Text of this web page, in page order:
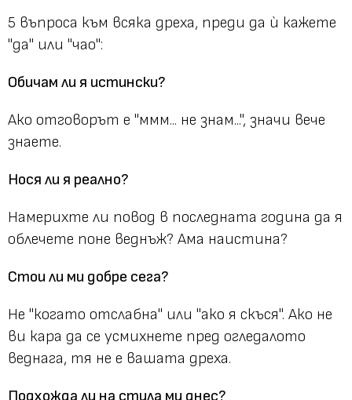
5 въпроса към всяка дреха, преди да ѝ кажете
"да" или "чао":
Обичам ли я истински?
Ако отговорът е "ммм... не знам...", значи вече
знаете.
Нося ли я реално?
Намерихте ли повод в последната година да я
облечете поне веднъж? Ама наистина?
Стои ли ми добре сега?
Не "когато отслабна" или "ако я скъся". Ако не
ви кара да се усмихнете пред огледалото
веднага, тя не е вашата дреха.